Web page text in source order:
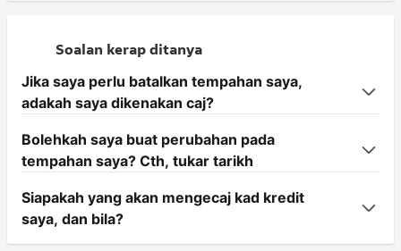
Soalan kerap ditanya
Jika saya perlu batalkan tempahan saya,
adakah saya dikenakan caj?
Bolehkah saya buat perubahan pada
tempahan saya? Cth, tukar tarikh
Siapakah yang akan mengecaj kad kredit
saya, dan bila?